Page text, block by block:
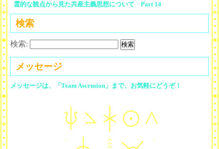
霊的な観点から見た共産主義思想について Part 14
検索
検索:
メッセージ
メッセージは、「Team Ascension」まで、お気軽にどうぞ！